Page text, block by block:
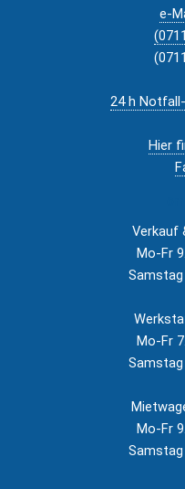
e-
24 h
Hier
Verkauf
Mo-Fr
Samstag
Mo-Fr
Samstag
Mo-Fr
Samstag